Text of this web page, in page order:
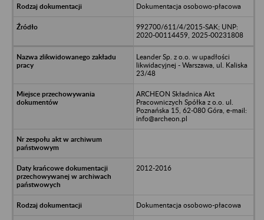
Dokumentacja osobowo-płacowa
992700/611/4/2015-SAK; UNP:
2020-00114459, 2025-00231808
Leander Sp. z o.o. w upadłości
likwidacyjnej - Warszawa, ul. Kaliska
23/48
ARCHEON Składnica Akt
Pracowniczych Spółka z o.o. ul.
Poznańska 15, 62-080 Góra, e-mail:
info@archeon.pl
2012-2016
Dokumentacja osobowo-płacowa